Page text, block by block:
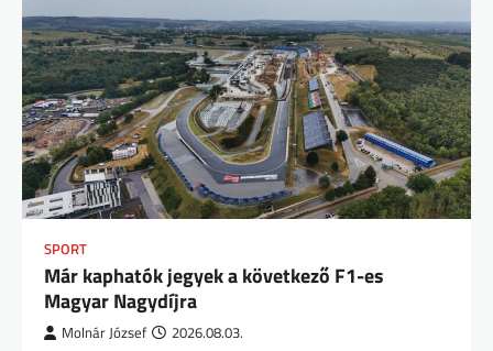
SPORT
Már kaphatók jegyek a következő F1-es
Magyar Nagydíjra
Molnár József 2026.08.03.